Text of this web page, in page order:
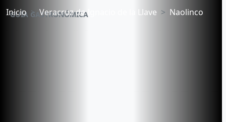
Inicio Veracruz de Ignacio de la Llave Naolinco
GUÍA GASTRONÓMICA